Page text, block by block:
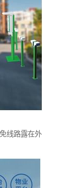
线路露在外